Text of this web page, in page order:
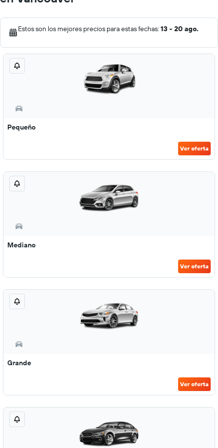
Estos son los mejores precios para estas fechas: 13 - 20 ago.
Pequeño
Ver oferta
Mediano
Ver oferta
Grande
Ver oferta